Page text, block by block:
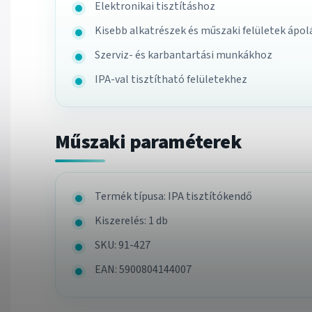
Elektronikai tisztításhoz
Kisebb alkatrészek és műszaki felületek
Szerviz- és karbantartási munkákhoz
IPA-val tisztítható felületekhez
Műszaki paraméterek
Termék típusa: IPA tisztítókendő
Kiszerelés: 1 db
SKU: 91-427
EAN: 5900804144007